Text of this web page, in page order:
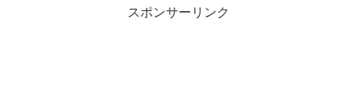
スポンサーリンク